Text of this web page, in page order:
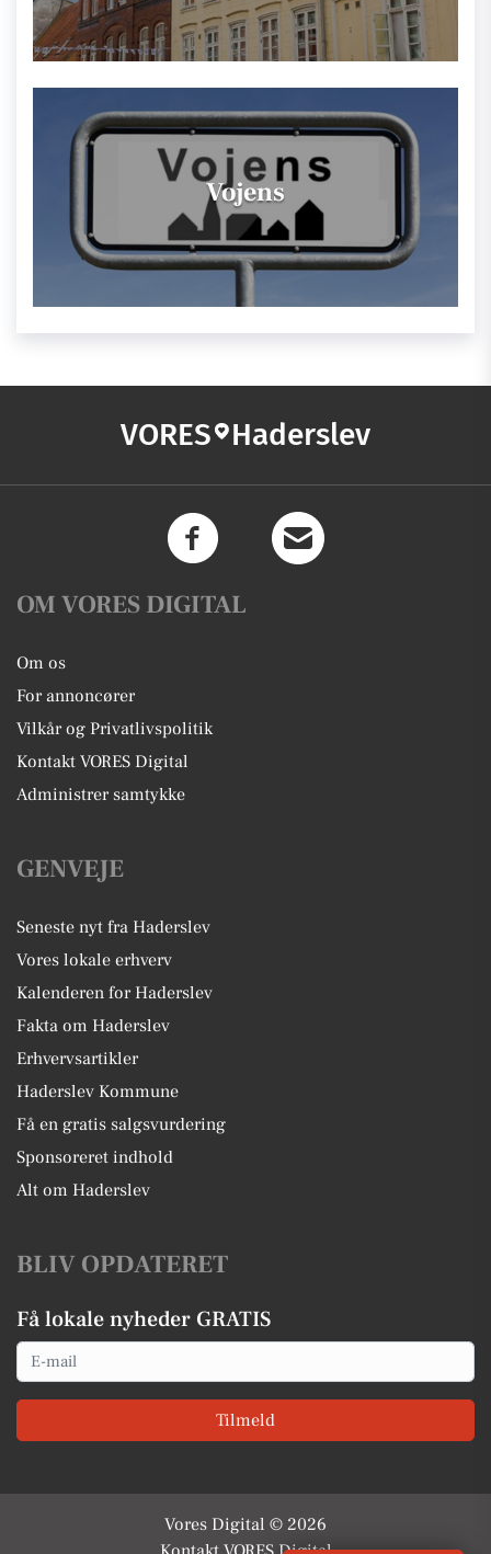
Vojens
VORES Haderslev
OM VORES DIGITAL
Om os
For annoncører
Vilkår og Privatlivspolitik
Kontakt VORES Digital
Administrer samtykke
GENVEJE
Seneste nyt fra Haderslev
Vores lokale erhverv
Kalenderen for Haderslev
Fakta om Haderslev
Erhvervsartikler
Haderslev Kommune
Få en gratis salgsvurdering
Sponsoreret indhold
Alt om Haderslev
BLIV OPDATERET
Få lokale nyheder GRATIS
Email
Tilmeld
Vores Digital © 2026